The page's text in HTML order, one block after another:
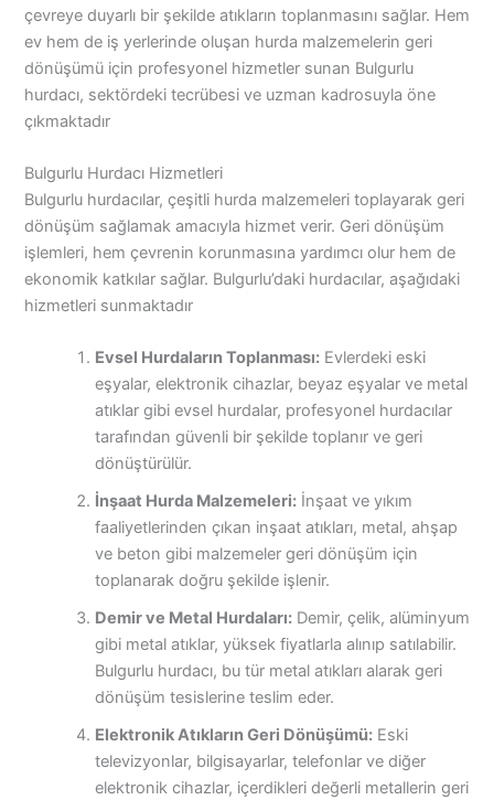
çevreye duyarlı bir şekilde atıkların toplanmasını sağlar. Hem
ev hem de iş yerlerinde oluşan hurda malzemelerin geri
dönüşümü için profesyonel hizmetler sunan Bulgurlu
hurdacı, sektördeki tecrübesi ve uzman kadrosuyla öne
çıkmaktadır
Bulgurlu Hurdacı Hizmetleri
Bulgurlu hurdacılar, çeşitli hurda malzemeleri toplayarak geri
dönüşüm sağlamak amacıyla hizmet verir. Geri dönüşüm
işlemleri, hem çevrenin korunmasına yardımcı olur hem de
ekonomik katkılar sağlar. Bulgurlu’daki hurdacılar, aşağıdaki
hizmetleri sunmaktadır
Evsel Hurdaların Toplanması:Evlerdeki eski
eşyalar, elektronik cihazlar, beyaz eşyalar ve metal
atıklar gibi evsel hurdalar, profesyonel hurdacılar
tarafından güvenli bir şekilde toplanır ve geri
dönüştürülür.
İnşaat Hurda Malzemeleri:İnşaat ve yıkım
faaliyetlerinden çıkan inşaat atıkları, metal, ahşap
ve beton gibi malzemeler geri dönüşüm için
toplanarak doğru şekilde işlenir.
Demir ve Metal Hurdaları:Demir, çelik, alüminyum
gibi metal atıklar, yüksek fiyatlarla alınıp satılabilir.
Bulgurlu hurdacı, bu tür metal atıkları alarak geri
dönüşüm tesislerine teslim eder.
Elektronik Atıkların Geri Dönüşümü:Eski
televizyonlar, bilgisayarlar, telefonlar ve diğer
elektronik cihazlar, içerdikleri değerli metallerin geri